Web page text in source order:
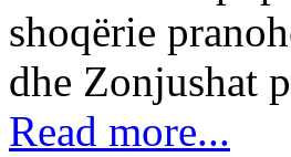
shoqërie
dhe Zonjushat
Read more...